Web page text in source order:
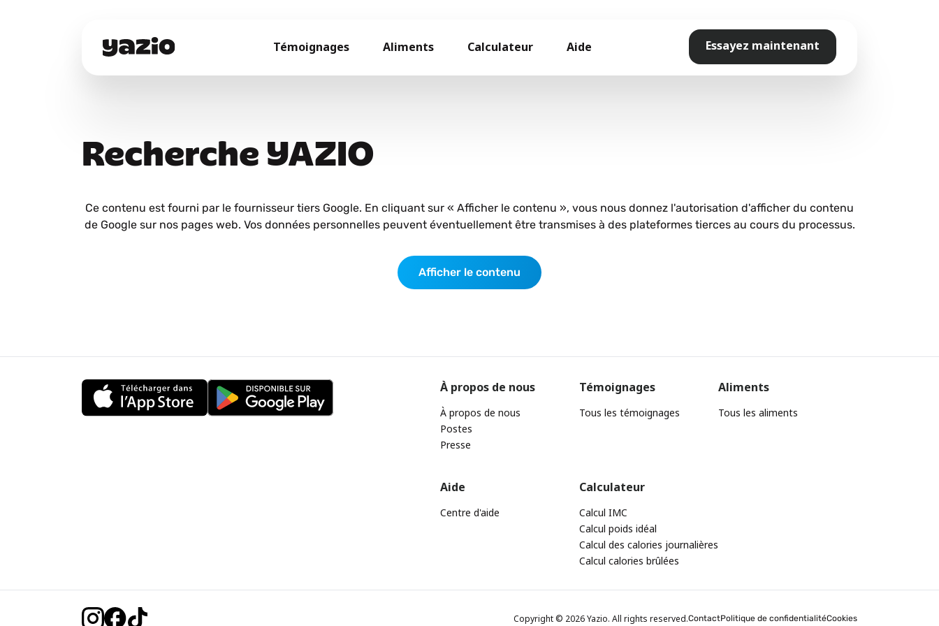
Témoignages Aliments Calculateur Aide Essayez maintenant
Recherche YAZIO
Ce contenu est fourni par le fournisseur tiers Google. En cliquant sur « Afficher le contenu », vous nous donnez l'autorisation d'afficher du contenu
de Google sur nos pages web. Vos données personnelles peuvent éventuellement être transmises à des plateformes tierces au cours du processus.
Afficher le contenu
À propos de nous
À propos de nous
Postes
Presse
Témoignages
Tous les témoignages
Aliments
Tous les aliments
Aide
Centre d'aide
Calculateur
Calcul IMC
Calcul poids idéal
Calcul des calories journalières
Calcul calories brûlées
Copyright © 2026 Yazio. All rights reserved.ContactPolitique de confidentialitéCookies